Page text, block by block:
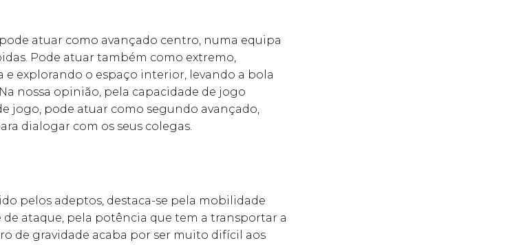
atuar como avançado centro, numa equipa
Pode atuar também como extremo,
e explorando o espaço interior, levando a bola
nossa opinião, pela capacidade de jogo
jogo, pode atuar como segundo avançado,
dialogar com os seus colegas.
pelos adeptos, destaca-se pela mobilidade
ataque, pela potência que tem a transportar a
de gravidade acaba por ser muito difícil aos